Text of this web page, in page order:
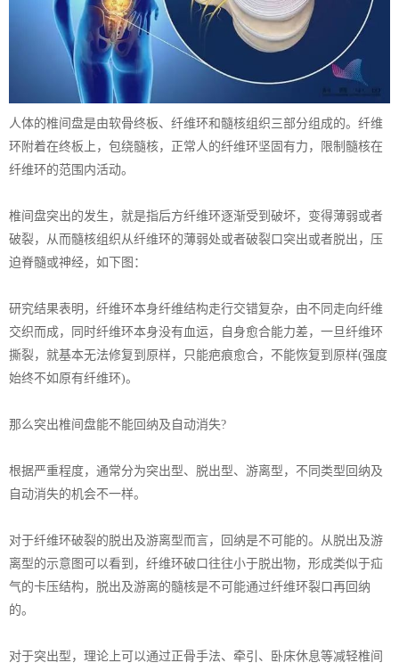
人体的椎间盘是由软骨终板、纤维环和髓核组织三部分组成的。纤维
环附着在终板上，包绕髓核，正常人的纤维环坚固有力，限制髓核在
纤维环的范围内活动。
椎间盘突出的发生，就是指后方纤维环逐渐受到破坏，变得薄弱或者
破裂，从而髓核组织从纤维环的薄弱处或者破裂口突出或者脱出，压
迫脊髓或神经，如下图：
研究结果表明，纤维环本身纤维结构走行交错复杂，由不同走向纤维
交织而成，同时纤维环本身没有血运，自身愈合能力差，一旦纤维环
撕裂，就基本无法修复到原样，只能疤痕愈合，不能恢复到原样(强度
始终不如原有纤维环)。
那么突出椎间盘能不能回纳及自动消失?
根据严重程度，通常分为突出型、脱出型、游离型，不同类型回纳及
自动消失的机会不一样。
对于纤维环破裂的脱出及游离型而言，回纳是不可能的。从脱出及游
离型的示意图可以看到，纤维环破口往往小于脱出物，形成类似于疝
气的卡压结构，脱出及游离的髓核是不可能通过纤维环裂口再回纳
的。
对于突出型，理论上可以通过正骨手法、牵引、卧床休息等减轻椎间